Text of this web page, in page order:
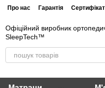
Про нас Гарантія
Офіційний виробник
SleepTech™